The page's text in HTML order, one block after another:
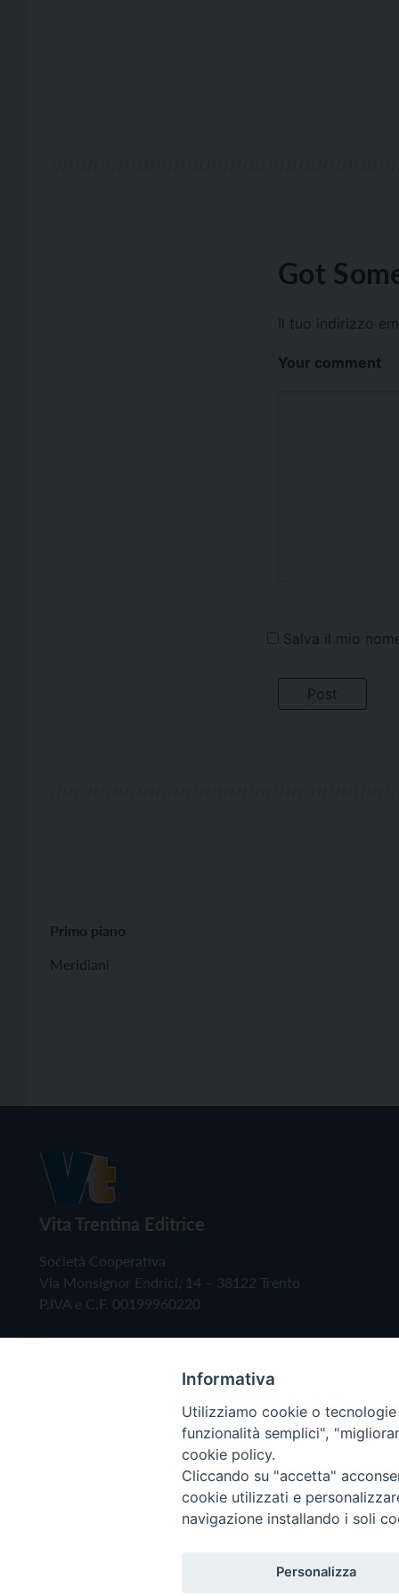
Got
Il tuo indirizzo
Your comment
Salva il mio
Primo piano
Meridiani
Vita Trentina Editrice
Società Cooperativa
Via Monsignor Endrici, 14 – 38122 Trento
P.IVA e C.F. 00199960220
Copyright © 2019 - Tutti i diritti riservati - Vita
Informativa
Utilizziamo cookie o
funzionalità semplici",
cookie policy.
Cliccando su "accetta"
cookie utilizzati e
navigazione installando i soli
Personalizza